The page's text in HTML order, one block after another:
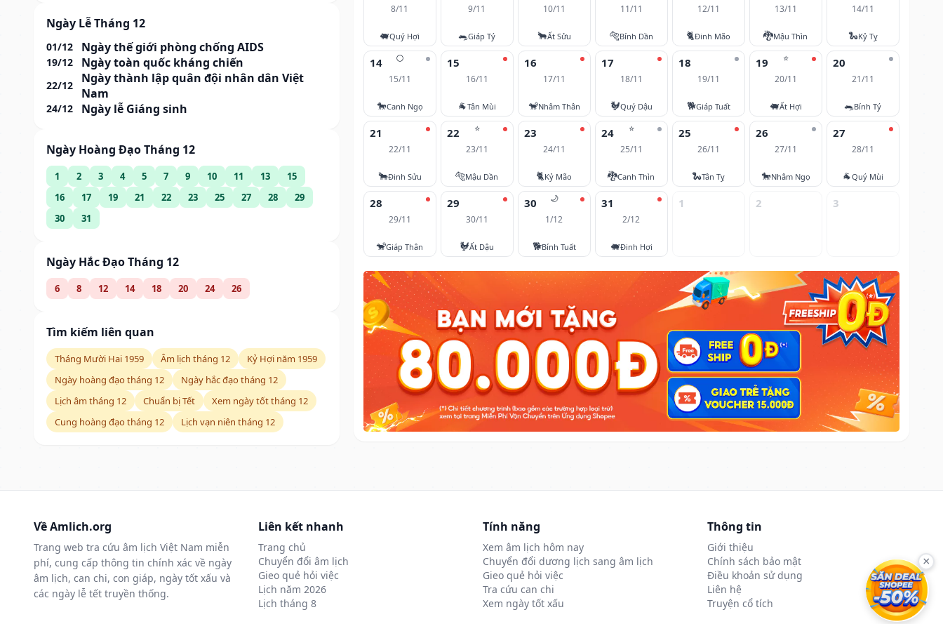
Ngày Lễ Tháng 12
01/12 Ngày thế giới phòng chống AIDS
19/12 Ngày toàn quốc kháng chiến
22/12
Ngày thành lập quân đội nhân dân Việt
Nam
24/12 Ngày lễ Giáng sinh
Ngày Hoàng Đạo Tháng 12
1 2 3 4 5 7 9 10 11 13
15
16
17 19 21 22 23 25 27 28
29
30
31
Ngày Hắc Đạo Tháng 12
6 8 12 14 18 20 24 26
Tìm kiếm liên quan
Tháng Mười Hai 1959 Âm lịch tháng 12
Kỷ Hợi năm 1959
Ngày hoàng đạo tháng 12
Ngày hắc đạo tháng 12
Lịch âm tháng 12
Chuẩn bị Tết
Xem ngày tốt tháng 12
Cung hoàng đạo tháng 12
Lịch vạn niên tháng 12
8/11
🐖Quý Hợi
9/11
🐀Giáp Tý
10/11
🐂Ất Sửu
11/11
🐅Bính Dần
12/11
🐈Đinh Mão
13/11
🐉Mậu Thìn
14/11
🐍Kỷ Tỵ
🌕
14
15/11
🐎Canh Ngọ
15
16/11
🐐Tân Mùi
16
17/11
🐒Nhâm Thân
17
18/11
🐓Quý Dậu
18
19/11
🐕Giáp Tuất
⭐
19
20/11
🐖Ất Hợi
20
21/11
🐀Bính Tý
21
22/11
🐂Đinh Sửu
⭐
22
23/11
🐅Mậu Dần
23
24/11
🐈Kỷ Mão
⭐
24
25/11
🐉Canh Thìn
25
26/11
🐍Tân Tỵ
26
27/11
🐎Nhâm Ngọ
27
28/11
🐐Quý Mùi
28
29/11
🐒Giáp Thân
29
30/11
🐓Ất Dậu
🌙
30
1/12
🐕Bính Tuất
31
2/12
🐖Đinh Hợi
1 2 3
Về Amlich.org
Trang web tra cứu âm lịch Việt Nam miễn
phí, cung cấp thông tin chính xác về ngày
âm lịch, can chi, con giáp, ngày tốt xấu và
các ngày lễ tết truyền thống.
Liên kết nhanh
Trang chủ
Chuyển đổi âm lịch
Gieo quẻ hỏi việc
Lịch năm 2026
Lịch tháng 8
Tính năng
Xem âm lịch hôm nay
Chuyển đổi dương lịch sang âm lịch
Gieo quẻ hỏi việc
Tra cứu can chi
Xem ngày tốt xấu
Thông tin
Giới thiệu
Chính sách bảo mật
Điều khoản sử dụng
Liên hệ
Truyện cổ tích
×